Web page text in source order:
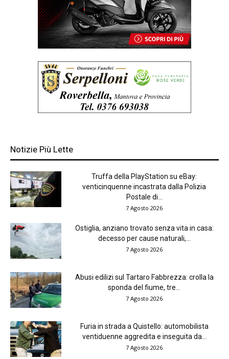
Notizie Più Lette
Truffa della PlayStation su eBay:
venticinquenne incastrata dalla Polizia
Postale di...
7 Agosto 2026
Ostiglia, anziano trovato senza vita in casa:
decesso per cause naturali,...
7 Agosto 2026
Abusi edilizi sul Tartaro Fabbrezza: crolla la
sponda del fiume, tre...
7 Agosto 2026
Furia in strada a Quistello: automobilista
ventiduenne aggredita e inseguita da...
7 Agosto 2026